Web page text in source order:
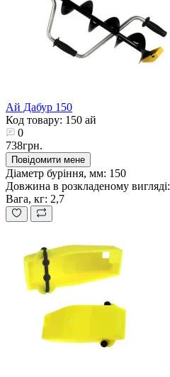
Ай Дабур 150
Код товару: 150 ай
0
738грн.
Повідомити мене
Діаметр буріння, мм: 150
Довжина в розкладеному вигляді:
Вага, кг: 2,7